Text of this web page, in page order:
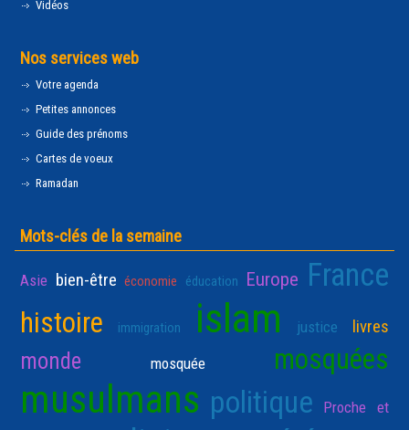
Vidéos
Nos services web
Votre agenda
Petites annonces
Guide des prénoms
Cartes de voeux
Ramadan
Mots-clés de la semaine
Asie bien-être économie éducation Europe France
histoire immigration islam justice livres
monde mosquée mosquées
musulmans politique Proche et